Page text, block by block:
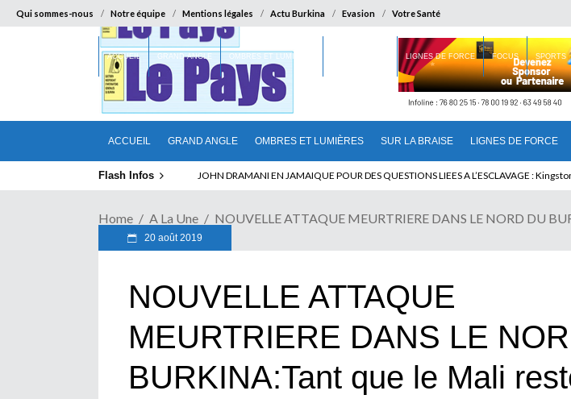
Qui sommes-nous Notre équipe Mentions légales Actu Burkina Evasion Votre Santé
ACCUEIL GRAND ANGLE OMBRES ET LUMIÈRES SUR LA BRAISE LIGNES DE FORCE
ACCUEIL GRAND ANGLE OMBRES ET LUMIÈRES LIGNES DE FORCE FOCUS SPORTS
Flash Infos ELECTION DE TALON A LA TETE DU SENAT BENINOIS : Quand Patrice quitte le
Home A La Une NOUVELLE ATTAQUE MEURTRIERE DANS LE NORD DU
20 août 2019
NOUVELLE ATTAQUE
MEURTRIERE DANS LE
BURKINA:Tant que le Mali